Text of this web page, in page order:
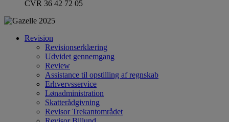
CVR 36 42 72 05
Revision
Revisionserklæring
Udvidet gennemgang
Review
Assistance til opstilling af regnskab
Erhvervsservice
Lønadministration
Skatterådgivning
Revisor Trekantområdet